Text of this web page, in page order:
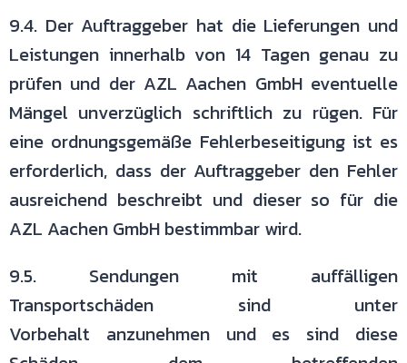
9.4. Der Auftraggeber hat die Lieferungen und
Leistungen innerhalb von 14 Tagen genau zu
prüfen und der AZL Aachen GmbH eventuelle
Mängel unverzüglich schriftlich zu rügen. Für
eine ordnungsgemäße Fehlerbeseitigung ist es
erforderlich, dass der Auftraggeber den Fehler
ausreichend beschreibt und dieser so für die
AZL Aachen GmbH bestimmbar wird.
9.5. Sendungen mit auffälligen
Transportschäden sind unter
Vorbehalt anzunehmen und es sind diese